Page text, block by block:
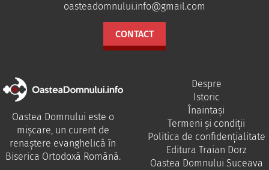
oasteadomnului.info@gmail.com
CONTACT
Oastea Domnului este o
mișcare, un curent de
renaștere evanghelică în
Biserica Ortodoxă Română.
Despre
Istoric
Înaintași
Termeni și condiții
Politica de confidențialitate
Editura Traian Dorz
Oastea Domnului Suceava